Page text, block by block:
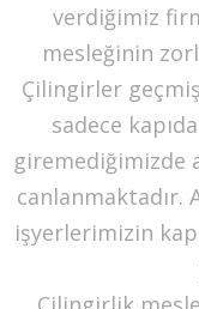
verdiğimiz
mesleğinin
Çilingirler
sadece
giremediğimizde
canlanmaktadır.
işyerlerimizin